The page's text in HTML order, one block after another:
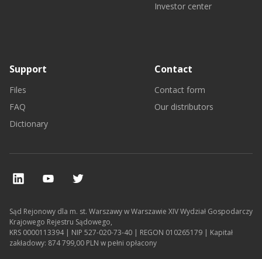
Investor center
Support
Files
FAQ
Dictionary
Contact
Contact form
Our distributors
Sąd Rejonowy dla m. st. Warszawy w Warszawie XIV Wydział Gospodarczy
Krajowego Rejestru Sądowego,
KRS 0000113394 | NIP 527-020-73-40 | REGON 010265179 | Kapitał
zakładowy: 874 799,00 PLN w pełni opłacony